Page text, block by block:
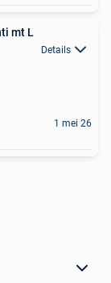
mt L
Details
1 mei 26